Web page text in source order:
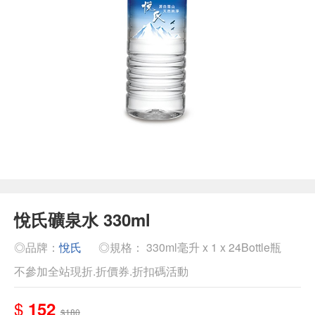
悅氏礦泉水 330ml
◎品牌：悅氏
◎規格： 330ml毫升 x 1 x 24Bottle瓶
不參加全站現折.折價券.折扣碼活動
$ 152 $180